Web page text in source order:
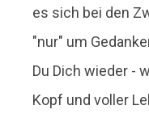
es sich bei den
"nur" um
Du Dich wieder -
Kopf und voller